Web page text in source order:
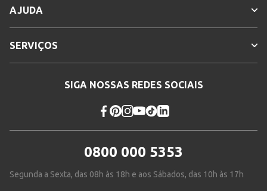
AJUDA
SERVIÇOS
SIGA NOSSAS REDES SOCIAIS
0800 000 5353
Segunda a Sexta, das 08h às 18h e aos Sábados, das 10h às 17h